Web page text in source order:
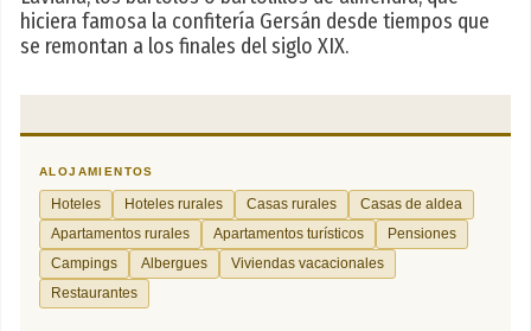
hiciera famosa la confitería Gersán desde tiempos que
se remontan a los finales del siglo XIX.